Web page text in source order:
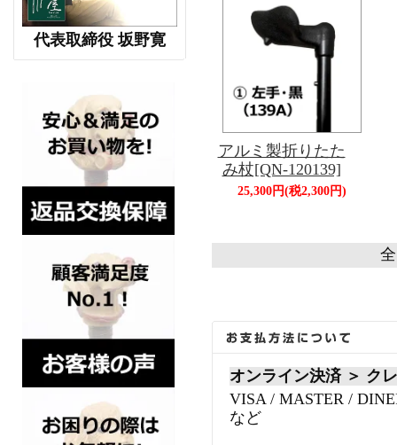
代表取締役 坂野寛
アルミ製折りたた
み杖[QN-120139]
25,300円(税2,300円)
オンライン決済 ＞ ク
VISA / MASTER /
など